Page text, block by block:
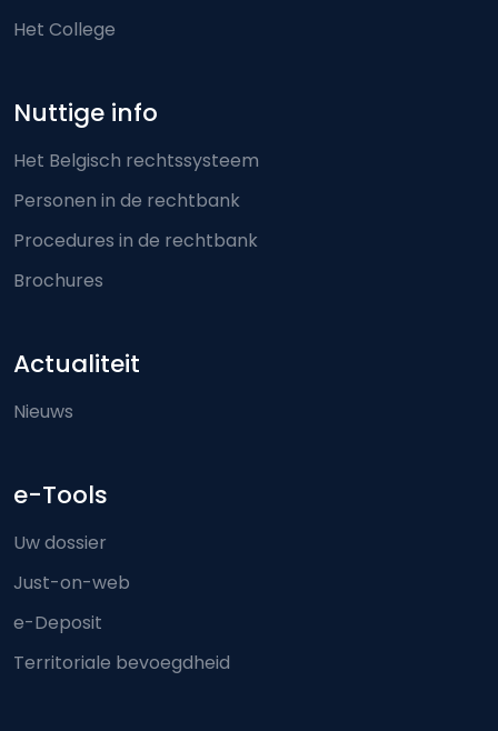
Het College
Nuttige info
Het Belgisch rechtssysteem
Personen in de rechtbank
Procedures in de rechtbank
Brochures
Actualiteit
Nieuws
e-Tools
Uw dossier
Just-on-web
e-Deposit
Territoriale bevoegdheid